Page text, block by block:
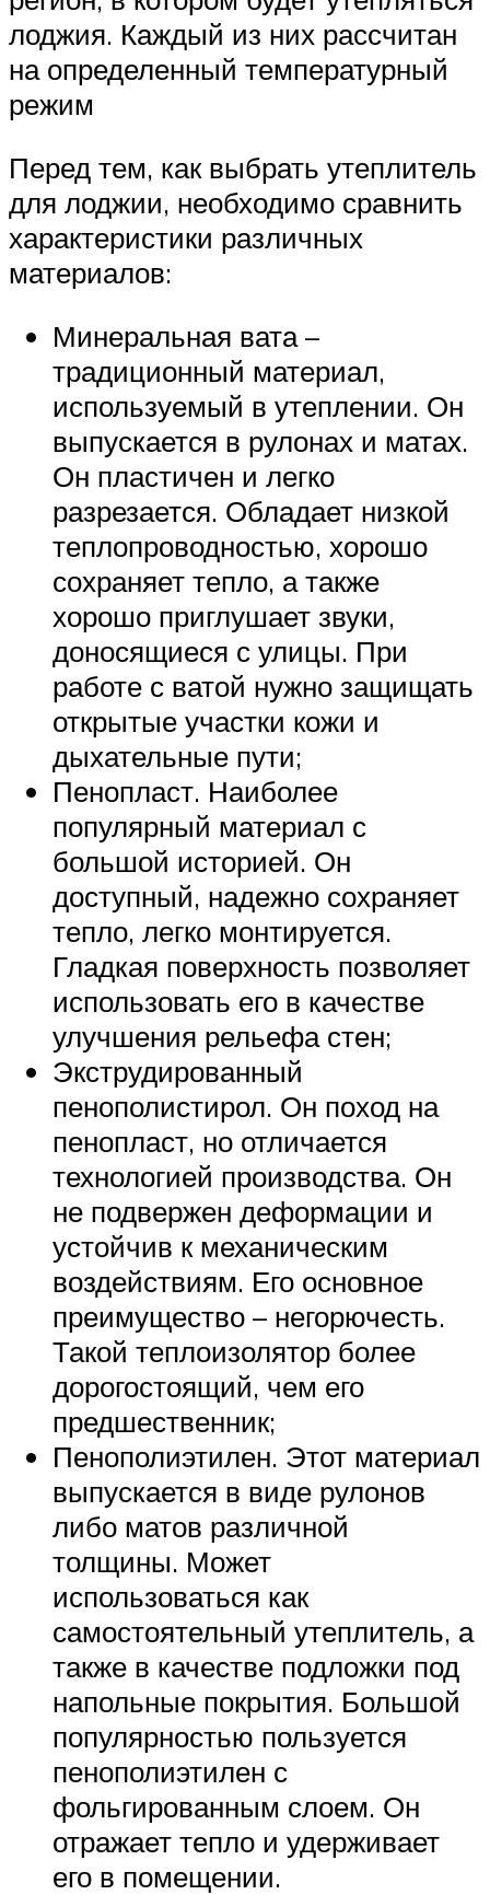
лоджия. Каждый из них рассчитан
на определенный температурный
режим
Перед тем, как выбрать утеплитель
для лоджии, необходимо сравнить
характеристики различных
материалов:
Минеральная вата –
традиционный материал,
используемый в утеплении. Он
выпускается в рулонах и матах.
Он пластичен и легко
разрезается. Обладает низкой
теплопроводностью, хорошо
сохраняет тепло, а также
хорошо приглушает звуки,
доносящиеся с улицы. При
работе с ватой нужно защищать
открытые участки кожи и
дыхательные пути;
Пенопласт. Наиболее
популярный материал с
большой историей. Он
доступный, надежно сохраняет
тепло, легко монтируется.
Гладкая поверхность позволяет
использовать его в качестве
улучшения рельефа стен;
Экструдированный
пенополистирол. Он поход на
пенопласт, но отличается
технологией производства. Он
не подвержен деформации и
устойчив к механическим
воздействиям. Его основное
преимущество – негорючесть.
Такой теплоизолятор более
дорогостоящий, чем его
предшественник;
Пенополиэтилен. Этот материал
выпускается в виде рулонов
либо матов различной
толщины. Может
использоваться как
самостоятельный утеплитель, а
также в качестве подложки под
напольные покрытия. Большой
популярностью пользуется
пенополиэтилен с
фольгированным слоем. Он
отражает тепло и удерживает
его в помещении.